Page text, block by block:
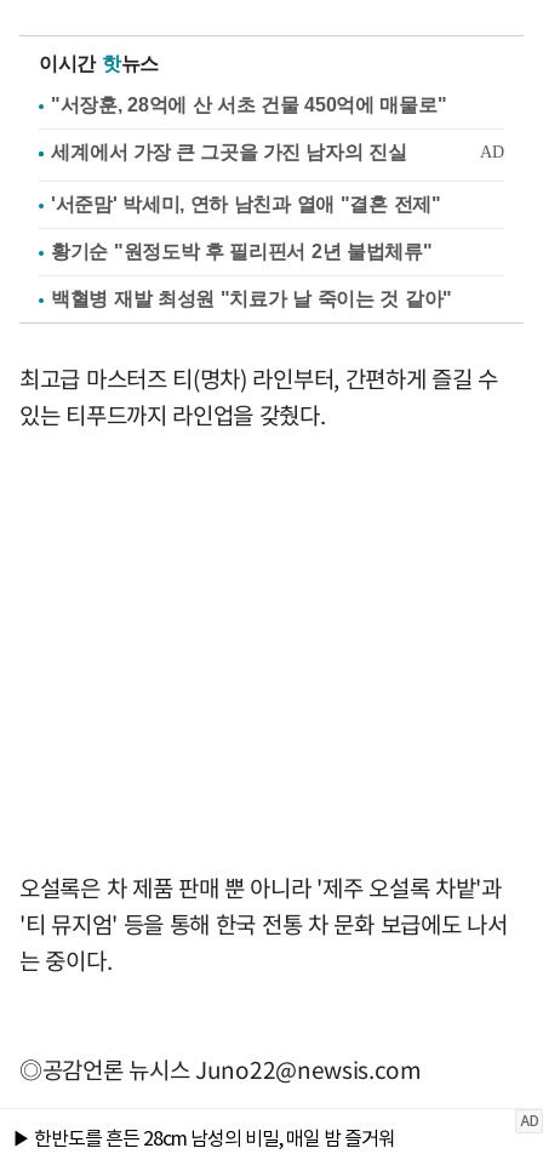
이시간 핫뉴스
"서장훈, 28억에 산 서초 건물 450억에 매물로"
'서준맘' 박세미, 연하 남친과 열애 "결혼 전제"
황기순 "원정도박 후 필리핀서 2년 불법체류"
백혈병 재발 최성원 "치료가 날 죽이는 것 같아"
최고급 마스터즈 티(명차) 라인부터, 간편하게 즐길 수
있는 티푸드까지 라인업을 갖췄다.
오설록은 차 제품 판매 뿐 아니라 '제주 오설록 차밭'과
'티 뮤지엄' 등을 통해 한국 전통 차 문화 보급에도 나서
는 중이다.
◎공감언론 뉴시스Juno22@newsis.com